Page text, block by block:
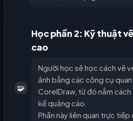
🧩
Học phần 2: Kỹ thuật
cao
Người học sẽ học cách vẽ
ảnh bằng các công cụ
CorelDraw, từ đó nắm
kế quảng cáo.
Phần này liên quan trực